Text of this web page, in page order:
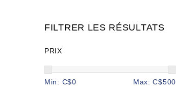
FILTRER LES RÉSULTATS
PRIX
Min: C$0 Max: C$500